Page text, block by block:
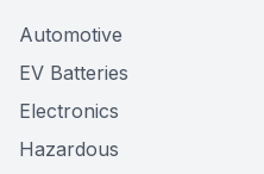
Automotive
EV Batteries
Electronics
Hazardous